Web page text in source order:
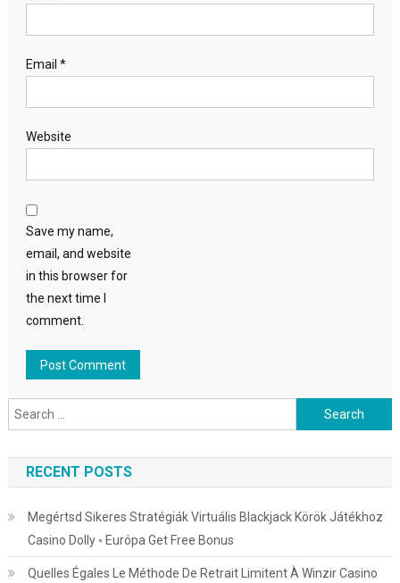
Email *
Website
Save my name,
email, and website
in this browser for
the next time I
comment.
Search
for:
RECENT POSTS
Megértsd Sikeres Stratégiák Virtuális Blackjack Körök Játékhoz
Casino Dolly ◦ Európa Get Free Bonus
Quelles Égales Le Méthode De Retrait Limitent À Winzir Casino